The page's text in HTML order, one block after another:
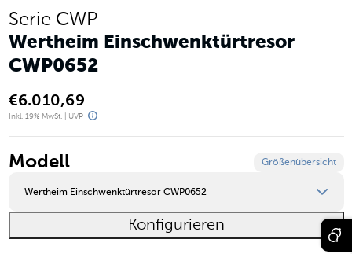
Serie CWP
Wertheim Einschwenktürtresor
CWP0652
€6.010,69
Inkl. 19% MwSt. | UVP
Modell Größenübersicht
Wertheim Einschwenktürtresor CWP0652
Wertheim Einschwenktürtresor CWP0651
Konfigurieren